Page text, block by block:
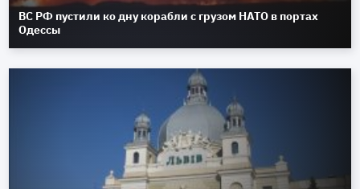
ВС РФ пустили ко дну корабли с грузом НАТО в портах
Одессы